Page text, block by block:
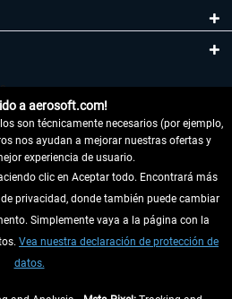
a aerosoft.com!
son técnicamente necesarios (por ejemplo,
nos ayudan a mejorar nuestras ofertas y
experiencia de usuario.
clic en Aceptar todo. Encontrará más
privacidad, donde también puede cambiar
Simplemente vaya a la página con la
Vea nuestra declaración de protección de
datos.